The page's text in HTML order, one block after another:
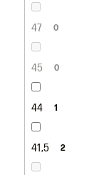
47 0
45 0
44 1
41,5 2